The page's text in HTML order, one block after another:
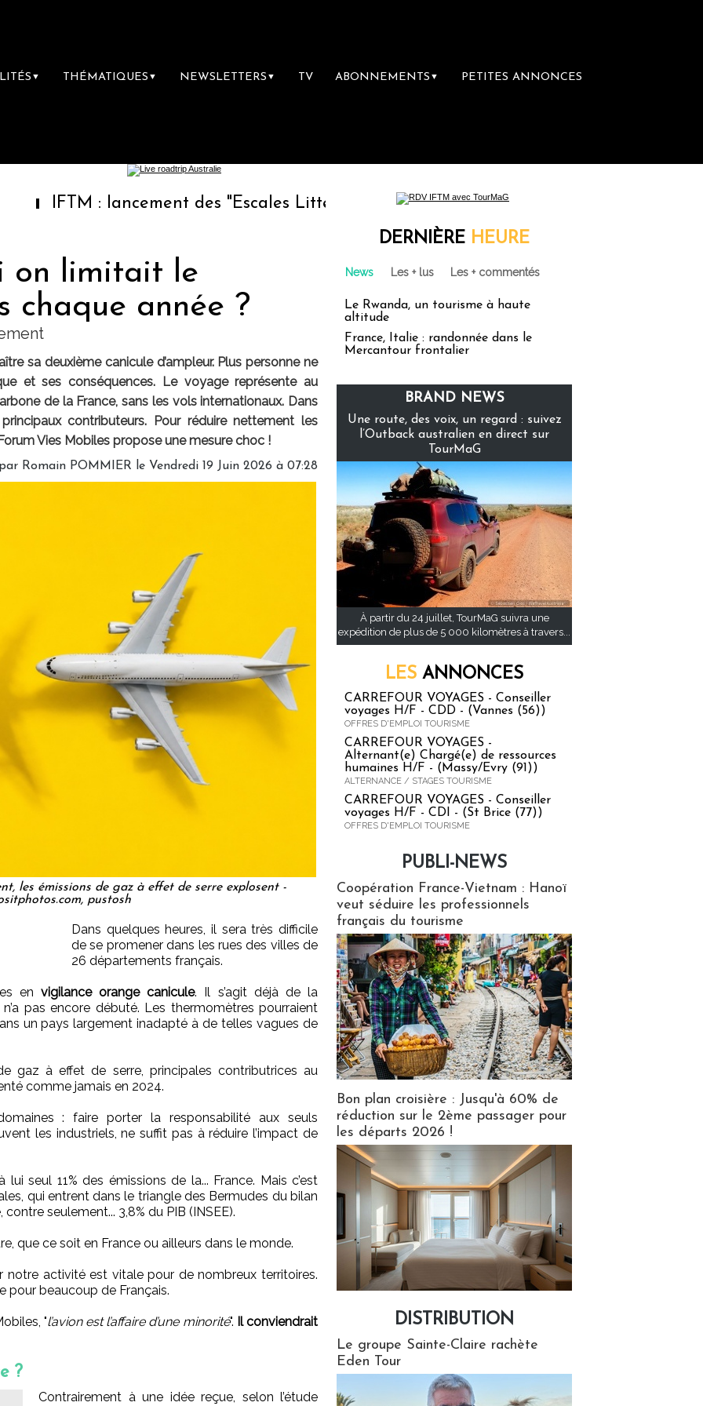
▼ THÉMATIQUES ▼ NEWSLETTERS ▼ TV ABONNEMENTS ▼ PETITES ANNONCES
: lancement des "Escales Littéraires", la première librairie du voyage
on limitait le
chaque année ?
sa deuxième canicule d’ampleur. Plus personne ne
et ses conséquences. Le voyage représente au
de la France, sans les vols internationaux. Dans
contributeurs. Pour réduire nettement les
Vies Mobiles propose une mesure choc !
Romain POMMIER le Vendredi 19 Juin 2026 à 07:28
les émissions de gaz à effet de serre explosent -
pustosh
Dans quelques heures, il sera très difficile
de se promener dans les rues des villes de
26 départements français.
en vigilance orange canicule. Il s’agit déjà de la
n’a pas encore débuté. Les thermomètres pourraient
un pays largement inadapté à de telles vagues de
gaz à effet de serre, principales contributrices au
comme jamais en 2024.
: faire porter la responsabilité aux seuls
les industriels, ne suffit pas à réduire l’impact de
seul 11% des émissions de la... France. Mais c’est
qui entrent dans le triangle des Bermudes du bilan
seulement... 3,8% du PIB (INSEE).
que ce soit en France ou ailleurs dans le monde.
notre activité est vitale pour de nombreux territoires.
pour beaucoup de Français.
"l’avion est l’affaire d’une minorité". Il conviendrait
?
Contrairement à une idée reçue, selon l’étude
DERNIÈRE HEURE
News Les + lus Les + commentés
Le Rwanda, un tourisme à haute
altitude
France, Italie : randonnée dans le
Mercantour frontalier
BRAND NEWS
Une route, des voix, un regard : suivez
l’Outback australien en direct sur
TourMaG
À partir du 24 juillet, TourMaG suivra une
expédition de plus de 5 000 kilomètres à travers...
LES ANNONCES
CARREFOUR VOYAGES - Conseiller
voyages H/F - CDD - (Vannes (56))
OFFRES D'EMPLOI TOURISME
CARREFOUR VOYAGES -
Alternant(e) Chargé(e) de ressources
humaines H/F - (Massy/Evry (91))
ALTERNANCE / STAGES TOURISME
CARREFOUR VOYAGES - Conseiller
voyages H/F - CDI - (St Brice (77))
OFFRES D'EMPLOI TOURISME
PUBLI-NEWS
Coopération France-Vietnam : Hanoï
veut séduire les professionnels
français du tourisme
Bon plan croisière : Jusqu'à 60% de
réduction sur le 2ème passager pour
les départs 2026 !
DISTRIBUTION
Le groupe Sainte-Claire rachète
Eden Tour